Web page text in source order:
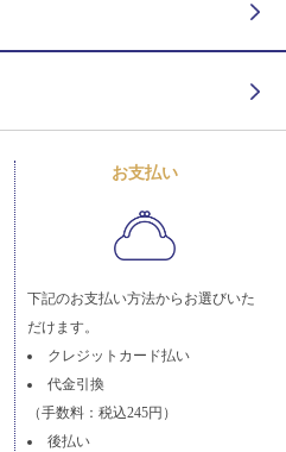
お支払い
下記のお支払い方法からお選びいた
だけます。
クレジットカード払い
代金引換
（手数料：税込245円）
後払い